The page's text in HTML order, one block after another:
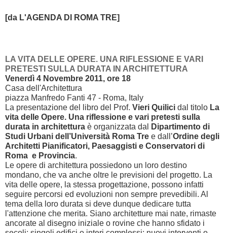
[da L'AGENDA DI ROMA TRE]
LA VITA DELLE OPERE. UNA RIFLESSIONE E VARI
PRETESTI SULLA DURATA IN ARCHITETTURA
Venerdì 4 Novembre 2011, ore 18
Casa dell'Architettura
piazza Manfredo Fanti 47 - Roma, Italy
La presentazione del libro del Prof. Vieri Quilici dal titolo La
vita delle Opere. Una riflessione e vari pretesti sulla
durata in architettura è organizzata dal Dipartimento di
Studi Urbani dell’Università Roma Tre e dall’Ordine degli
Architetti Pianificatori, Paesaggisti e Conservatori di
Roma e Provincia.
Le opere di architettura possiedono un loro destino
mondano, che va anche oltre le previsioni del progetto. La
vita delle opere, la stessa progettazione, possono infatti
seguire percorsi ed evoluzioni non sempre prevedibili. Al
tema della loro durata si deve dunque dedicare tutta
l'attenzione che merita. Siano architetture mai nate, rimaste
ancorate al disegno iniziale o rovine che hanno sfidato i